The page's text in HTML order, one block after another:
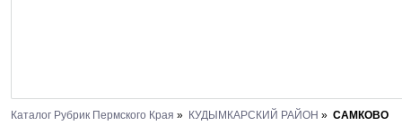
Каталог Рубрик Пермского Края » КУДЫМКАРСКИЙ РАЙОН » САМКОВО